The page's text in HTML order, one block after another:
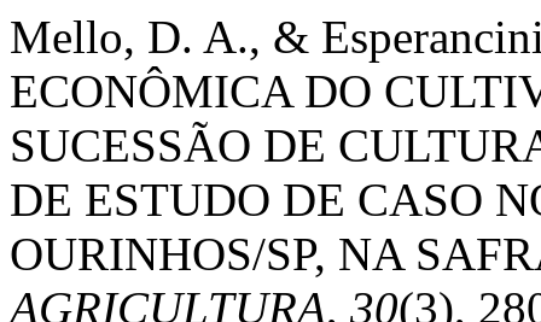
Mello, D. A., &
ECONÔMICA DO
SUCESSÃO DE
DE ESTUDO DE CASO
OURINHOS/SP, NA
AGRICULTURA, 30(3),